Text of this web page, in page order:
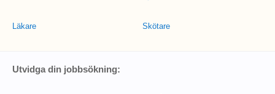
Läkare Skötare
Utvidga din jobbsökning: